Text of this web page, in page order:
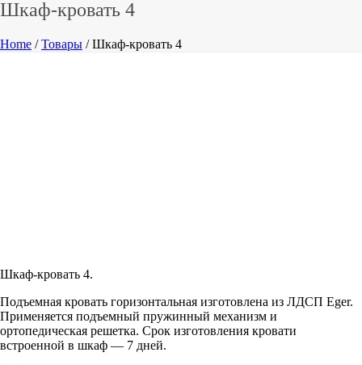
Шкаф-кровать 4
Home /Товары / Шкаф-кровать 4
Шкаф-кровать 4.
Подъемная кровать горизонтальная изготовлена из ЛДСП Eger.
Применяется подъемный пружинный механизм и
ортопедическая решетка. Срок изготовления кровати
встроенной в шкаф — 7 дней.